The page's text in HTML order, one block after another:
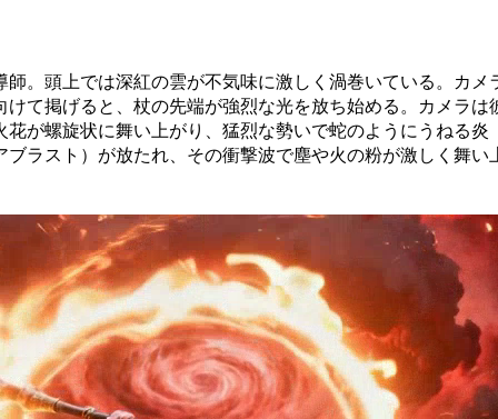
。頭上では深紅の雲が不気味に激しく渦巻いている。カ
て掲げると、杖の先端が強烈な光を放ち始める。カメラ
が螺旋状に舞い上がり、猛烈な勢いで蛇のようにうねる
ラスト）が放たれ、その衝撃波で塵や火の粉が激しく舞